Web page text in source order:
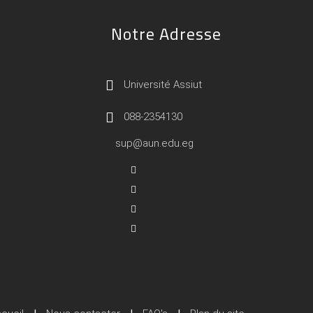
Notre Adresse
Université Assiut
088-2354130
sup@aun.edu.eg